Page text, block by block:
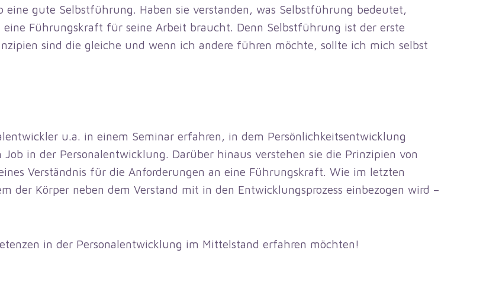
gute Selbstführung. Haben sie verstanden, was Selbstführung bedeutet,
Führungskraft für seine Arbeit braucht. Denn Selbstführung ist der erste
sind die gleiche und wenn ich andere führen möchte, sollte ich mich selbst
u.a. in einem Seminar erfahren, in dem Persönlichkeitsentwicklung
in der Personalentwicklung. Darüber hinaus verstehen sie die Prinzipien von
Verständnis für die Anforderungen an eine Führungskraft. Wie im letzten
der Körper neben dem Verstand mit in den Entwicklungsprozess einbezogen wird –
in der Personalentwicklung im Mittelstand erfahren möchten!